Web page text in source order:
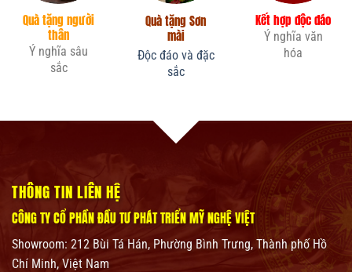
Quà tặng người
thân
Ý nghĩa sâu
sắc
Quà tặng Sơn
mài
Độc đáo và đặc
sắc
Kết hợp độc đáo
Ý nghĩa văn
hóa
THÔNG TIN LIÊN HỆ
CÔNG TY CỔ PHẦN ĐẦU TƯ PHÁT TRIỂN MỸ NGHỆ VIỆT
Showroom: 212 Bùi Tá Hán, Phường Bình Trưng, Thành phố Hồ
Chí Minh, Việt Nam